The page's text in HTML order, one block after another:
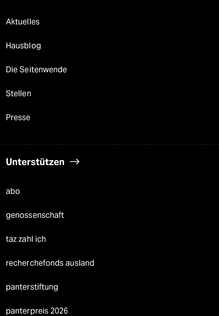
Aktuelles
Hausblog
Die Seitenwende
Stellen
Presse
Unterstützen
abo
genossenschaft
taz zahl ich
recherchefonds ausland
panterstiftung
panterpreis 2026